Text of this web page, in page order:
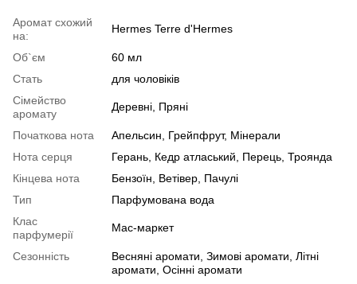
Аромат схожий
на:
Hermes Terre d'Hermes
Об`єм
60 мл
Стать
для чоловіків
Сімейство
аромату
Деревні, Пряні
Початкова нота
Апельсин, Грейпфрут, Мінерали
Нота серця
Герань, Кедр атласький, Перець, Троянда
Кінцева нота
Бензоїн, Ветівер, Пачулі
Тип
Парфумована вода
Клас
парфумерії
Мас-маркет
Сезонність
Весняні аромати, Зимові аромати, Літні
аромати, Осінні аромати